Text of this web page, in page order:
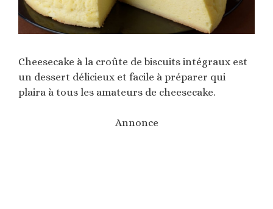
Cheesecake à la croûte de biscuits intégraux est
un dessert délicieux et facile à préparer qui
plaira à tous les amateurs de cheesecake.
Annonce